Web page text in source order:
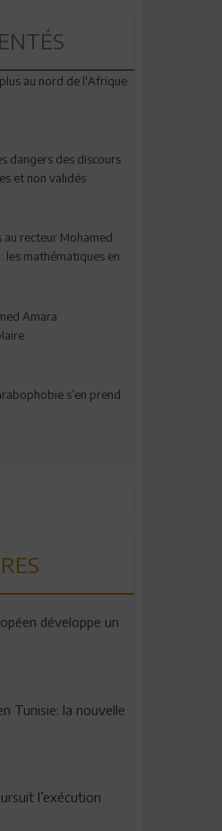
au nord de l'Afrique
dangers des discours
et non validés
recteur Mohamed
les mathématiques en
Amara:
s’en prend
développe un
Tunisie: la nouvelle
l’exécution